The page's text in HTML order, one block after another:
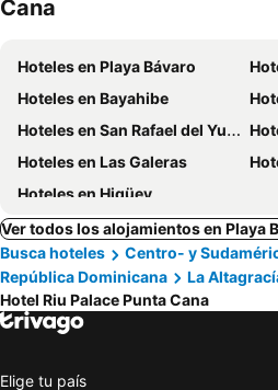
Cana
Hoteles en Playa Bávaro
Hoteles en Bayahibe
Hoteles en San Rafael del Yuma
Hoteles en Las Galeras
Hoteles en Higüey
Ver todos los alojamientos en Playa
Busca hoteles
Centro- y
República Dominicana
La
Hotel Riu Palace Punta Cana
Elige tu país